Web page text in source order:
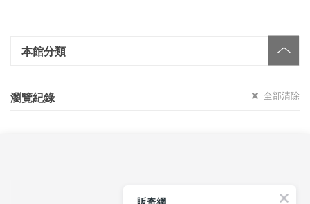
本館分類
瀏覽紀錄 全部清除
關於我們
販奇網